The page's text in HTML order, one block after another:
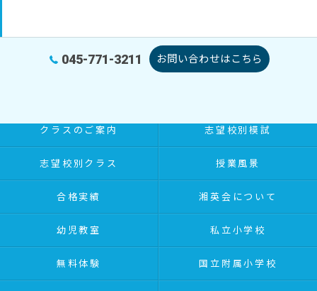
045-771-3211 お問い合わせはこちら
クラスのご案内 志望校別模試
志望校別クラス 授業風景
合格実績 湘英会について
幼児教室 私立小学校
無料体験 国立附属小学校